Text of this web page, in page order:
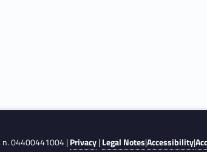
n. 04400441004 |Privacy|Legal Notes|Accessibility|